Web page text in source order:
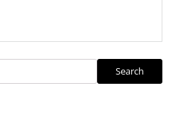
Search